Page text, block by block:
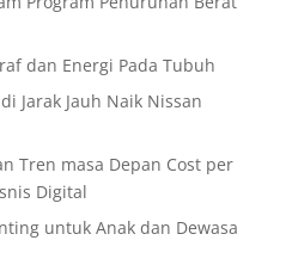
dan Energi Pada Tubuh
Jarak Jauh Naik Nissan
Tren masa Depan Cost per
Digital
untuk Anak dan Dewasa